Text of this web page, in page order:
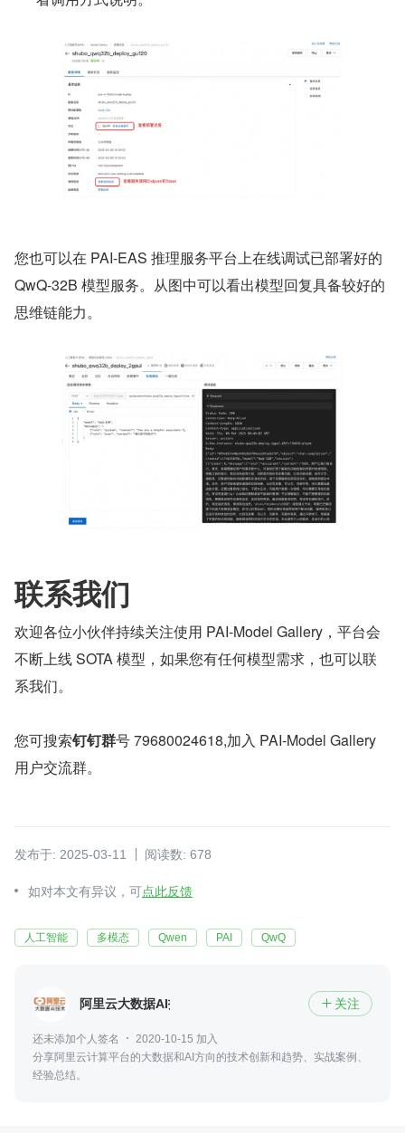
您也可以在 PAI-EAS 推理服务平台上在线调试已部署好的
QwQ-32B 模型服务。从图中可以看出模型回复具备较好的
思维链能力。
联系我们
欢迎各位小伙伴持续关注使用 PAI-Model Gallery，平台会
不断上线 SOTA 模型，如果您有任何模型需求，也可以联
系我们。
您可搜索钉钉群号 79680024618,加入 PAI-Model Gallery
用户交流群。
发布于: 2025-03-11 阅读数: 678
如对本文有异议，可点此反馈
人工智能 多模态 Qwen PAI QwQ
阿里云大数据AI技术  关注
还未添加个人签名
2020-10-15 加入
分享阿里云计算平台的大数据和AI方向的技术创新和趋势、实战案例、
经验总结。